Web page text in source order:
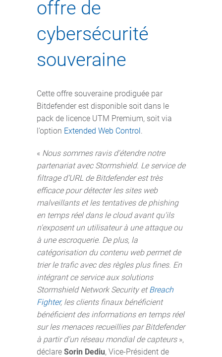
offre de
cybersécurité
souveraine
Cette offre souveraine prodiguée par
Bitdefender est disponible soit dans le
pack de licence UTM Premium, soit via
l’option Extended Web Control.
« Nous sommes ravis d'étendre notre
partenariat avec Stormshield. Le service de
filtrage d’URL de Bitdefender est très
efficace pour détecter les sites web
malveillants et les tentatives de phishing
en temps réel dans le cloud avant qu'ils
n'exposent un utilisateur à une attaque ou
à une escroquerie. De plus, la
catégorisation du contenu web permet de
trier le trafic avec des règles plus fines. En
intégrant ce service aux solutions
Stormshield Network Security etBreach
Fighter, les clients finaux bénéficient
bénéficient des informations en temps réel
sur les menaces recueillies par Bitdefender
à partir d’un réseau mondial de capteurs»,
déclare Sorin Dediu, Vice-Président de